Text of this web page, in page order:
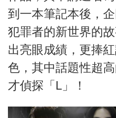
到一本筆記本後，
犯罪者的新世界的
出亮眼成績，更捧
色，其中話題性超
才偵探「L」！